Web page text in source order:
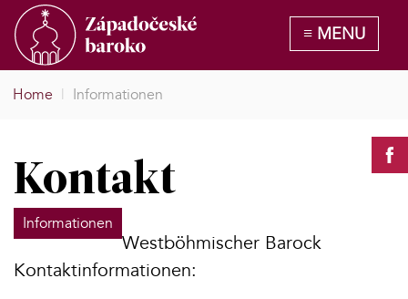
Home | Informationen
Kontakt
Informationen
Westböhmischer Barock
Kontaktinformationen: